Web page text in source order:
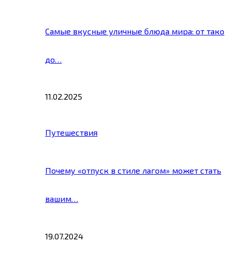
Самые вкусные уличные блюда мира: от тако
до…
11.02.2025
Путешествия
Почему «отпуск в стиле лагом» может стать
вашим…
19.07.2024